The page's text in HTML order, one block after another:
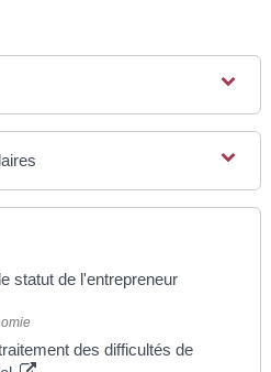
statut de l'entrepreneur
des difficultés de